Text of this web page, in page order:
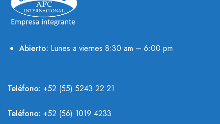
Abierto: Lunes a viernes 8:30 am – 6:00 pm
Teléfono: +52 (55) 5243 22 21
Teléfono: +52 (56) 1019 4233